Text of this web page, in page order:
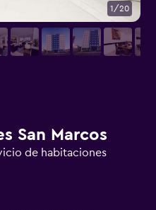
San Marcos
de habitaciones
1/20